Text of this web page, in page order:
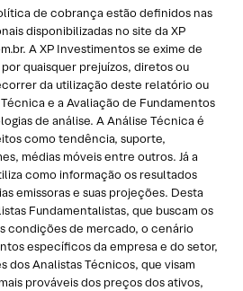
de cobrança estão definidos nas
disponibilizadas no site da XP
A XP Investimentos se exime de
quaisquer prejuízos, diretos ou
da utilização deste relatório ou
e a Avaliação de Fundamentos
de análise. A Análise Técnica é
como tendência, suporte,
médias móveis entre outros. Já a
como informação os resultados
emissoras e suas projeções. Desta
Fundamentalistas, que buscam os
condições de mercado, o cenário
específicos da empresa e do setor,
dos Analistas Técnicos, que visam
prováveis dos preços dos ativos,